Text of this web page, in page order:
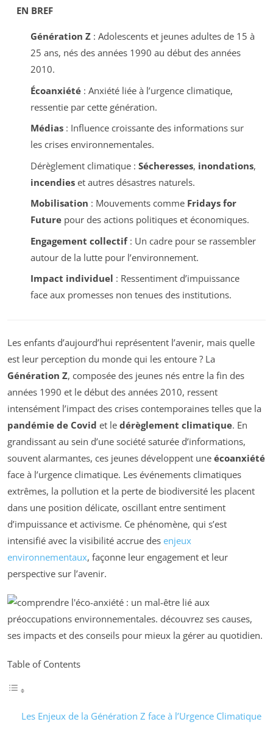
EN BREF
Génération Z: Adolescents et jeunes adultes de 15 à
25 ans, nés des années 1990 au début des années
2010.
Écoanxiété: Anxiété liée à l’urgence climatique,
ressentie par cette génération.
Médias: Influence croissante des informations sur
les crises environnementales.
Dérèglement climatique : Sécheresses, inondations,
incendieset autres désastres naturels.
Mobilisation : Mouvements comme Fridays for
Futurepour des actions politiques et économiques.
Engagement collectif: Un cadre pour se rassembler
autour de la lutte pour l’environnement.
Impact individuel : Ressentiment d’impuissance
face aux promesses non tenues des institutions.
Les enfants d’aujourd’hui représentent l’avenir, mais quelle
est leur perception du monde qui les entoure ? La
Génération Z, composée des jeunes nés entre la fin des
années 1990 et le début des années 2010, ressent
intensément l’impact des crises contemporaines telles que la
pandémie de Covid et le dérèglement climatique. En
grandissant au sein d’une société saturée d’informations,
souvent alarmantes, ces jeunes développent une écoanxiété
face à l’urgence climatique. Les événements climatiques
extrêmes, la pollution et la perte de biodiversité les placent
dans une position délicate, oscillant entre sentiment
d’impuissance et activisme. Ce phénomène, qui s’est
intensifié avec la visibilité accrue des enjeux
environnementaux, façonne leur engagement et leur
perspective sur l’avenir.
Table of Contents
Les Enjeux de la Génération Z face à l’Urgence Climatique